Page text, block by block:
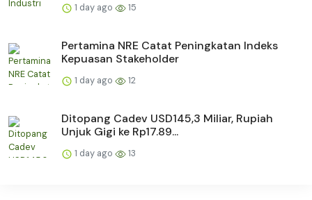
1 day ago 15
Pertamina NRE Catat Peningkatan Indeks
Kepuasan Stakeholder
1 day ago 12
Ditopang Cadev USD145,3 Miliar, Rupiah
Unjuk Gigi ke Rp17.89...
1 day ago 13